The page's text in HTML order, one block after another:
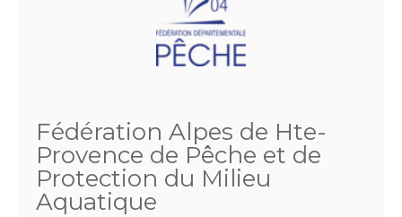
Fédération Alpes de Hte-
Provence de Pêche et de
Protection du Milieu
Aquatique